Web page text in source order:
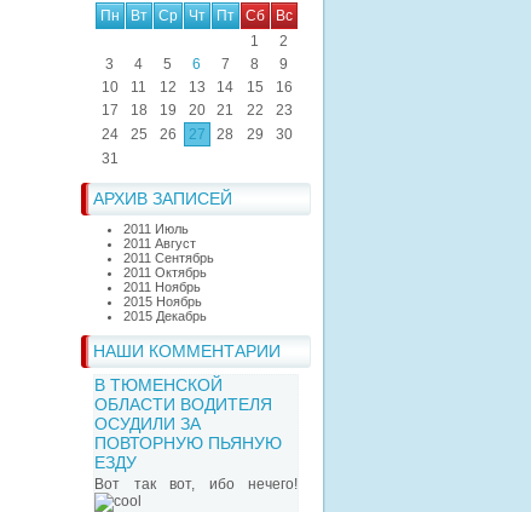
Пн
Вт Ср Чт Пт Сб
Вс
1
2
3
4 5 6 7 8
9
10
11 12 13 14 15
16
17
18 19 20 21 22
23
24
25 26 27 28 29
30
31
АРХИВ ЗАПИСЕЙ
2011 Июль
2011 Август
2011 Сентябрь
2011 Октябрь
2011 Ноябрь
2015 Ноябрь
2015 Декабрь
НАШИ КОММЕНТАРИИ
В ТЮМЕНСКОЙ
ОБЛАСТИ ВОДИТЕЛЯ
ОСУДИЛИ ЗА
ПОВТОРНУЮ ПЬЯНУЮ
ЕЗДУ
Вот так вот, ибо нечего!